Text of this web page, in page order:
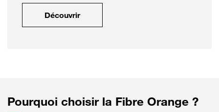
Découvrir
Pourquoi choisir la Fibre Orange ?